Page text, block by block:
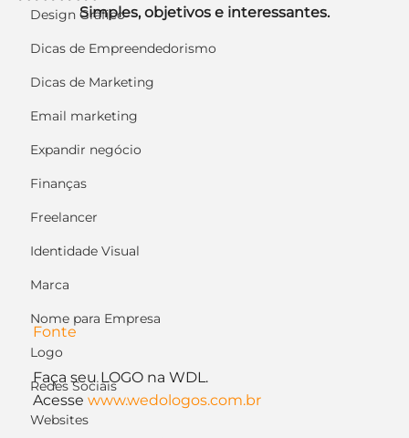
Design Gráfico
Dicas de Empreendedorismo
Dicas de Marketing
Email marketing
Expandir negócio
Finanças
Freelancer
Identidade Visual
Marca
Nome para Empresa
Logo
Redes Sociais
Websites
Simples, objetivos e interessantes.
Fonte
Faça seu LOGO na WDL.
Acesse www.wedologos.com.br